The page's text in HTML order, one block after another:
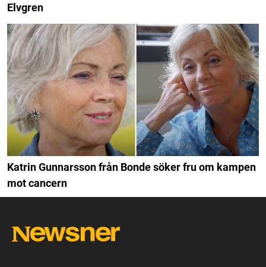
Elvgren
Katrin Gunnarsson från Bonde söker fru om kampen
mot cancern